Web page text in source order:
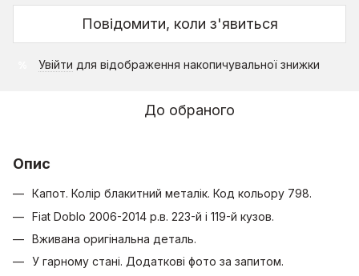
Повідомити, коли з'явиться
Увійти для відображення накопичувальної знижки
До обраного
Опис
Капот. Колір блакитний металік. Код кольору 798.
Fiat Doblo 2006-2014 р.в. 223-й і 119-й кузов.
Вживана оригінальна деталь.
У гарному стані. Додаткові фото за запитом.